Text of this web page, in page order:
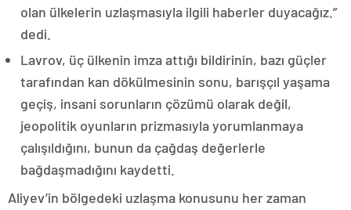
olan ülkelerin uzlaşmasıyla ilgili haberler duyacağız.”
dedi.
Lavrov, üç ülkenin imza attığı bildirinin, bazı güçler
tarafından kan dökülmesinin sonu, barışçıl yaşama
geçiş, insani sorunların çözümü olarak değil,
jeopolitik oyunların prizmasıyla yorumlanmaya
çalışıldığını, bunun da çağdaş değerlerle
bağdaşmadığını kaydetti.
Aliyev’in bölgedeki uzlaşma konusunu her zaman